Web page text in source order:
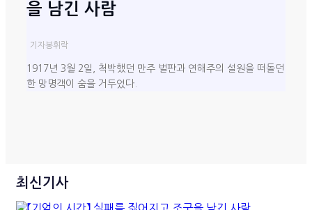
을 남긴 사람
기자봉휘락
1917년 3월 2일, 척박했던 만주 벌판과 연해주의 설원을 떠돌던
한 망명객이 숨을 거두었다.
최신기사